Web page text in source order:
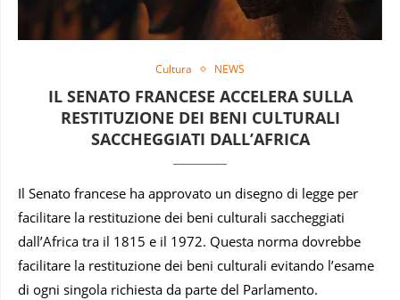
Cultura NEWS
IL SENATO FRANCESE ACCELERA SULLA
RESTITUZIONE DEI BENI CULTURALI
SACCHEGGIATI DALL’AFRICA
Il Senato francese ha approvato un disegno di legge per
facilitare la restituzione dei beni culturali saccheggiati
dall’Africa tra il 1815 e il 1972. Questa norma dovrebbe
facilitare la restituzione dei beni culturali evitando l’esame
di ogni singola richiesta da parte del Parlamento.